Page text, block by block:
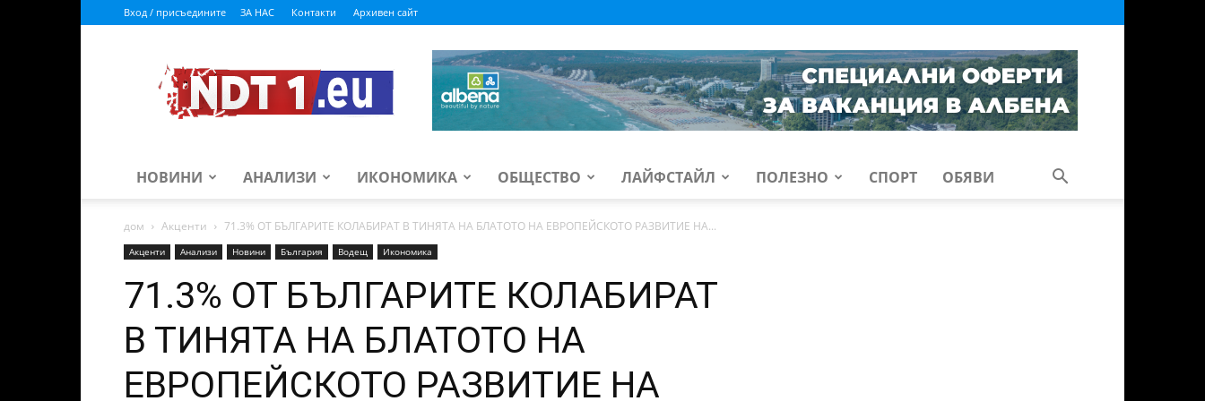
Вход / присъедините ЗА НАС Контакти Архивен сайт
НОВИНИ АНАЛИЗИ ИКОНОМИКА ОБЩЕСТВО ЛАЙФСТАЙЛ ПОЛЕЗНО СПОРТ ОБЯВИ
дом Акценти 71.3% ОТ БЪЛГАРИТЕ КОЛАБИРАТ В ТИНЯТА НА БЛАТОТО НА ЕВРОПЕЙСКОТО РАЗВИТИЕ НА...
Акценти Анализи Новини България Водещ Икономика
71.3% ОТ БЪЛГАРИТЕ КОЛАБИРАТ
В ТИНЯТА НА БЛАТОТО НА
ЕВРОПЕЙСКОТО РАЗВИТИЕ НА